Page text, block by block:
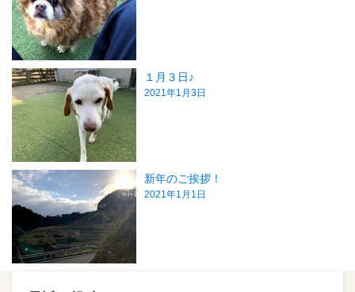
１月３日♪
2021年1月3日
新年のご挨拶！
2021年1月1日